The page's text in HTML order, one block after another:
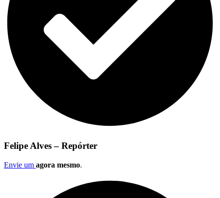
Felipe Alves – Repórter
Envie um agora mesmo.